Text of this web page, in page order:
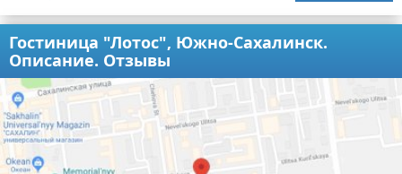
Гостиница "Лотос", Южно-Сахалинск.
Описание. Отзывы